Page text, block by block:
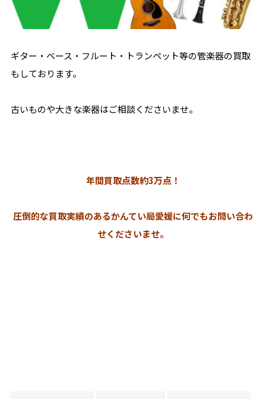
ギター・ベース・フルート・トランペット等の管楽器の買取
もしております。
古いものや大きな楽器はご相談くださいませ。
年間買取点数約3万点！
圧倒的な買取実績のあるかんてい局愛媛に何でもお問い合わ
せくださいませ。